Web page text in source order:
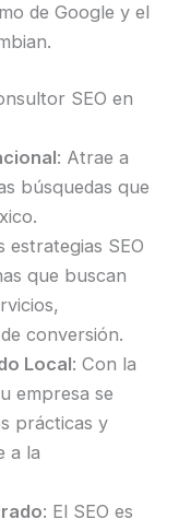
de Google y el
SEO en
: Atrae a
búsquedas que
estrategias SEO
que buscan
conversión.
Local: Con la
empresa se
prácticas y
a la
: El SEO es